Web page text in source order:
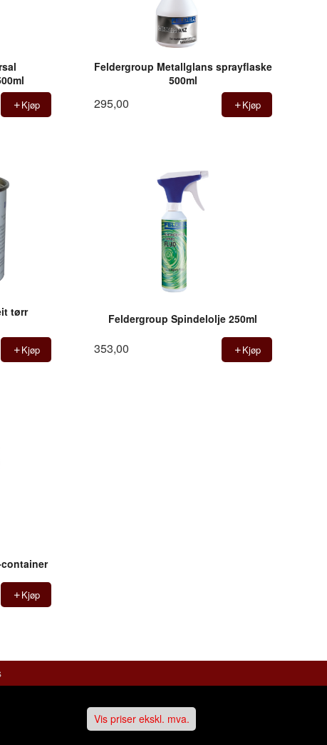
Kjøp
Feldergroup Metallglans sprayflaske
500ml
295,00 Kjøp
tørr
Kjøp
Feldergroup Spindelolje 250ml
353,00 Kjøp
Kjøp
Vis priser ekskl. mva.